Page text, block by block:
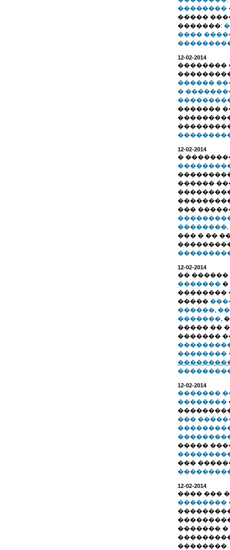
��������
�����
�������:
����
12-02-2014
��������
������
�
�������
12-02-2014
�
������
���
��������
��� � ��
12-02-2014
�� ������
������� �
��������
�����
������,
�������,
����� ��
�������
��������
12-02-2014
�������
��������
���
�����
���
12-02-2014
���� ���
��������
�������
��������.